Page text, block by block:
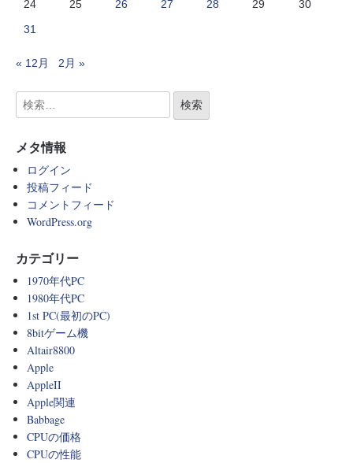
24 25 26 27 28 29
30
31
« 12月 2月 »
メタ情報
ログイン
投稿フィード
コメントフィード
WordPress.org
カテゴリー
1970年代PC
1980年代PC
1st PC(最初のPC)
8bitゲーム機
Altair8800
Apple
AppleII
Apple関連
Babbage
CPUの価格
CPUの性能